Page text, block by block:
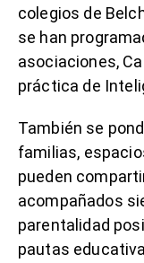
colegios de
se han
asociaciones,
práctica de
También se
familias,
pueden
acompañados
parentalidad
pautas